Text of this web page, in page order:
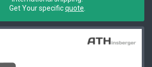
Get Your specificquote